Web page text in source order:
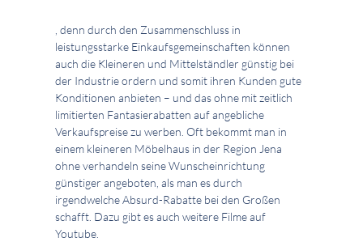
, denn durch den Zusammenschluss in
leistungsstarke Einkaufsgemeinschaften können
auch die Kleineren und Mittelständler günstig bei
der Industrie ordern und somit ihren Kunden gute
Konditionen anbieten – und das ohne mit zeitlich
limitierten Fantasierabatten auf angebliche
Verkaufspreise zu werben. Oft bekommt man in
einem kleineren Möbelhaus in der Region Jena
ohne verhandeln seine Wunscheinrichtung
günstiger angeboten, als man es durch
irgendwelche Absurd-Rabatte bei den Großen
schafft. Dazu gibt es auch weitere Filme auf
Youtube.